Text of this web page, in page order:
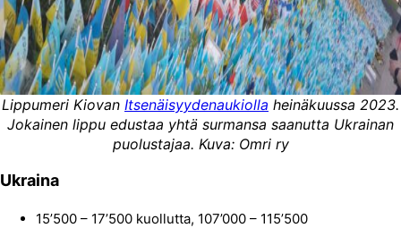
Lippumeri Kiovan Itsenäisyydenaukiolla heinäkuussa 2023.
Jokainen lippu edustaa yhtä surmansa saanutta Ukrainan
puolustajaa. Kuva: Omri ry
Ukraina
15’500 – 17’500 kuollutta, 107’000 – 115’500